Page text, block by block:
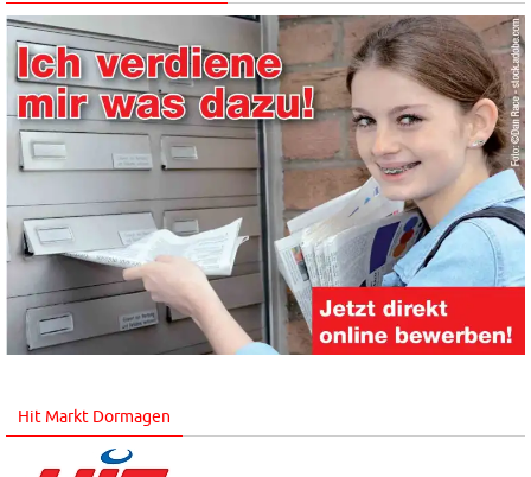
Hit Markt Dormagen